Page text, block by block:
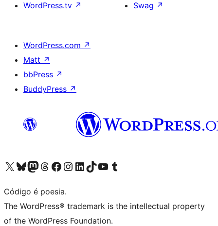
WordPress.tv ↗
Swag ↗
WordPress.com ↗
Matt ↗
bbPress ↗
BuddyPress ↗
Visite a nossa conta X (antigo Twitter)
Visit our Bluesky account
Visit our Mastodon account
Visit our Threads account
Visite a nossa página do Facebook
Visite a nossa conta no Instagram
Visite a nossa conta no LinkedIn
Visit our TikTok account
Visit our YouTube channel
Visit our Tumblr account
Código é poesia.
The WordPress® trademark is the intellectual property
of the WordPress Foundation.